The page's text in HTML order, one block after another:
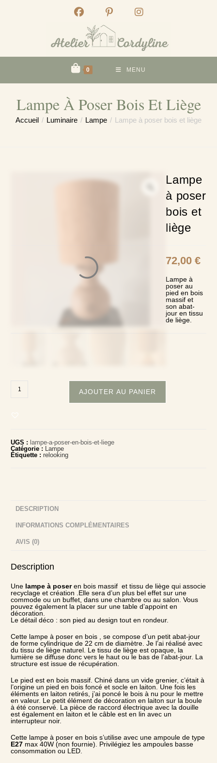
0 MENU
Lampe À Poser Bois Et Liège
Accueil / Luminaire / Lampe / Lampe à poser bois et liège
Lampe
à poser
bois et
liège
72,00€
Lampe à
poser au
pied en bois
massif et
son abat-
jour en tissu
de liège.
AJOUTER AU PANIER
UGS : lampe-a-poser-en-bois-et-liege
Catégorie : Lampe
Étiquette :relooking
DESCRIPTION
INFORMATIONS COMPLÉMENTAIRES
AVIS (0)
Description
Une lampe à poseren bois massif et tissu de liège qui associe
recyclage et création .Elle sera d’un plus bel effet sur une
commode ou un buffet, dans une chambre ou au salon. Vous
pouvez également la placer sur une table d’appoint en
décoration.
Le détail déco : son pied au design tout en rondeur.
Cette lampe à poser en bois , se compose d’un petit abat-jour
de forme cylindrique de 22 cm de diamètre. Je l’ai réalisé avec
du tissu de liège naturel. Le tissu de liège est opaque, la
lumière se diffuse donc vers le haut ou le bas de l’abat-jour. La
structure est issue de récupération.
Le pied est en bois massif. Chiné dans un vide grenier, c’était à
l’origine un pied en bois foncé et socle en laiton. Une fois les
éléments en laiton retirés, j’ai poncé le bois à nu pour le mettre
en valeur. Le petit élément de décoration en laiton sur la boule
à été conservé. La pièce de raccord électrique avec la douille
est également en laiton et le câble est en lin avec un
interrupteur noir.
Cette lampe à poser en bois s’utilise avec une ampoule de type
E27 max 40W (non fournie). Privilégiez les ampoules basse
consommation ou LED.